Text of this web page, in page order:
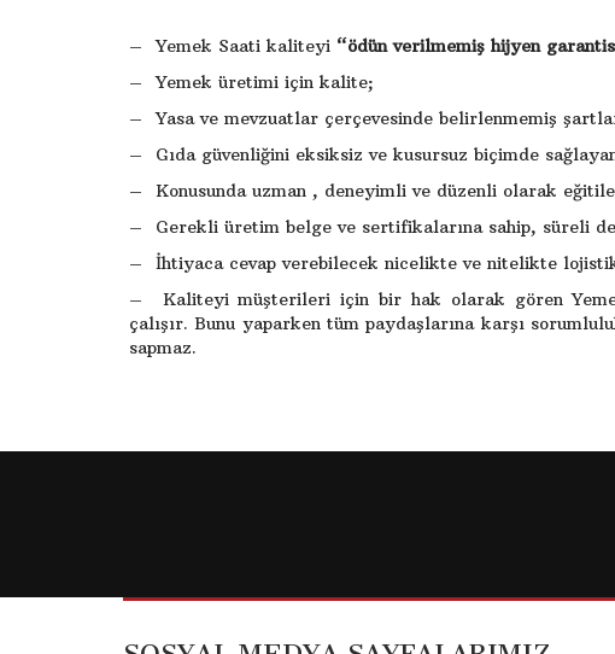
– Yemek Saati kaliteyi “ödün verilmemiş hijyen
– Yemek üretimi için kalite;
– Yasa ve mevzuatlar çerçevesinde belirlenmemiş
– Gıda güvenliğini eksiksiz ve kusursuz biçimde
– Konusunda uzman , deneyimli ve düzenli olarak
– Gerekli üretim belge ve sertifikalarına sahip, süreli
– İhtiyaca cevap verebilecek nicelikte ve nitelikte lojistik
– Kaliteyi müşterileri için bir hak olarak gören
çalışır. Bunu yaparken tüm paydaşlarına karşı
sapmaz.